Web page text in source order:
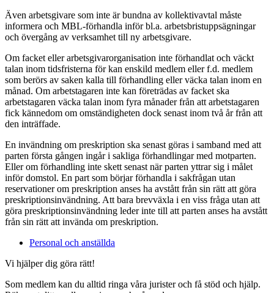
Även arbetsgivare som inte är bundna av kollektivavtal måste
informera och MBL-förhandla inför bl.a. arbetsbristuppsägningar
och övergång av verksamhet till ny arbetsgivare.
Om facket eller arbetsgivarorganisation inte förhandlat och väckt
talan inom tidsfristerna för kan enskild medlem eller f.d. medlem
som berörs av saken kalla till förhandling eller väcka talan inom en
månad. Om arbetstagaren inte kan företrädas av facket ska
arbetstagaren väcka talan inom fyra månader från att arbetstagaren
fick kännedom om omständigheten dock senast inom två år från att
den inträffade.
En invändning om preskription ska senast göras i samband med att
parten första gången ingår i sakliga förhandlingar med motparten.
Eller om förhandling inte skett senast när parten yttrar sig i målet
inför domstol. En part som börjar förhandla i sakfrågan utan
reservationer om preskription anses ha avstått från sin rätt att göra
preskriptionsinvändning. Att bara brevväxla i en viss fråga utan att
göra preskriptionsinvändning leder inte till att parten anses ha avstått
från sin rätt att invända om preskription.
Personal och anställda
Vi hjälper dig göra rätt!
Som medlem kan du alltid ringa våra jurister och få stöd och hjälp.